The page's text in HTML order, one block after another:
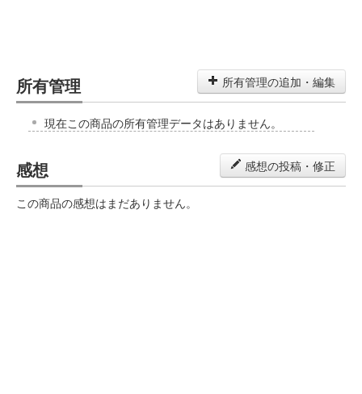
所有管理 所有管理の追加・編集
現在この商品の所有管理データはありません。
感想 感想の投稿・修正
この商品の感想はまだありません。